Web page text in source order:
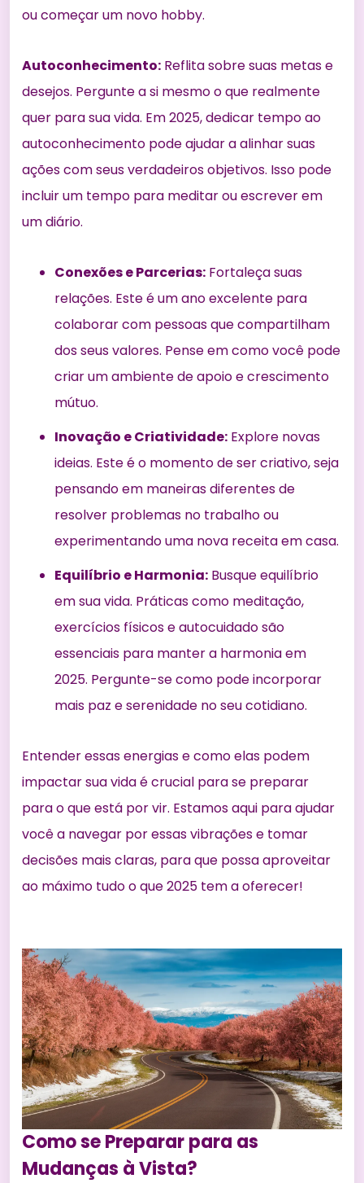
ou começar um novo hobby.
Autoconhecimento: Reflita sobre suas metas e
desejos. Pergunte a si mesmo o que realmente
quer para sua vida. Em 2025, dedicar tempo ao
autoconhecimento pode ajudar a alinhar suas
ações com seus verdadeiros objetivos. Isso pode
incluir um tempo para meditar ou escrever em
um diário.
Conexões e Parcerias: Fortaleça suas
relações. Este é um ano excelente para
colaborar com pessoas que compartilham
dos seus valores. Pense em como você pode
criar um ambiente de apoio e crescimento
mútuo.
Inovação e Criatividade: Explore novas
ideias. Este é o momento de ser criativo, seja
pensando em maneiras diferentes de
resolver problemas no trabalho ou
experimentando uma nova receita em casa.
Equilíbrio e Harmonia: Busque equilíbrio
em sua vida. Práticas como meditação,
exercícios físicos e autocuidado são
essenciais para manter a harmonia em
2025. Pergunte-se como pode incorporar
mais paz e serenidade no seu cotidiano.
Entender essas energias e como elas podem
impactar sua vida é crucial para se preparar
para o que está por vir. Estamos aqui para ajudar
você a navegar por essas vibrações e tomar
decisões mais claras, para que possa aproveitar
ao máximo tudo o que 2025 tem a oferecer!
Como se Preparar para as
Mudanças à Vista?